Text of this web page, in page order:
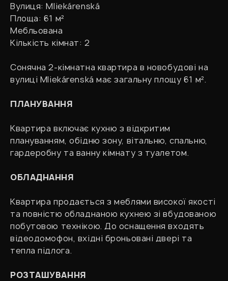
Вулиця: Mliekárenská
Площа: 61 м²
Мебльована
Кількість кімнат: 2
Сонячна 2-кімнатна квартира в новобудові на
вулиці Mliekárenská має загальну площу 61 м².
ПЛАНУВАННЯ
Квартира включає кухню з відкритим
плануванням, обідню зону, вітальню, спальню,
гардеробну та ванну кімнату з туалетом.
ОБЛАДНАННЯ
Квартира продається з меблями високої якості
та повністю обладнаною кухнею зі вбудованою
побутовою технікою. До оснащення входять
відеодомофон, вхідні броньовані двері та
тепла підлога.
РОЗТАШУВАННЯ